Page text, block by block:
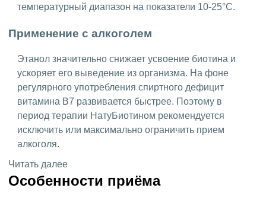
температурный диапазон на показатели 10-25°C.
Применение с алкоголем
Этанол значительно снижает усвоение биотина и
ускоряет его выведение из организма. На фоне
регулярного употребления спиртного дефицит
витамина B7 развивается быстрее. Поэтому в
период терапии НатуБиотином рекомендуется
исключить или максимально ограничить прием
алкоголя.
Читать далее
Особенности приёма